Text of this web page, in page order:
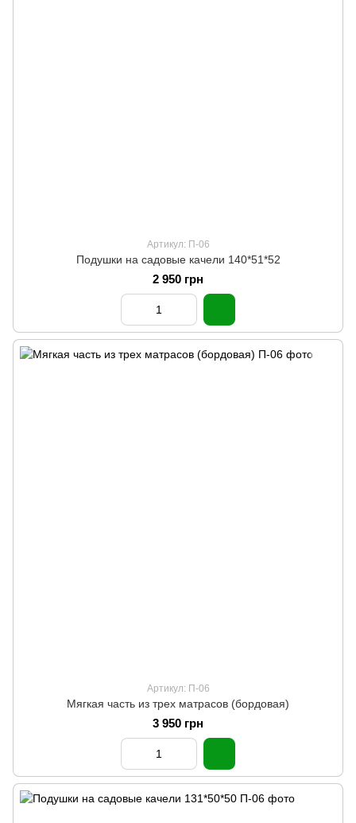
Артикул: П-06
Подушки на садовые качели 140*51*52
2 950 грн
Артикул: П-06
Мягкая часть из трех матрасов (бордовая)
3 950 грн